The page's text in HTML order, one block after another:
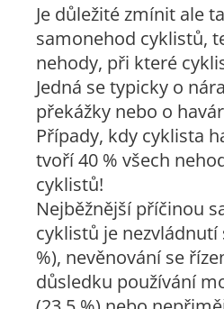
Je důležité zmínit ale
samonehod cyklistů,
nehody, při které
Jedná se typicky o
překážky nebo o
Případy, kdy cyklista
tvoří 40 % všech
cyklistů!
Nejběžnější příčinou
cyklistů je nezvládnutí
%), nevěnování se
důsledku používání